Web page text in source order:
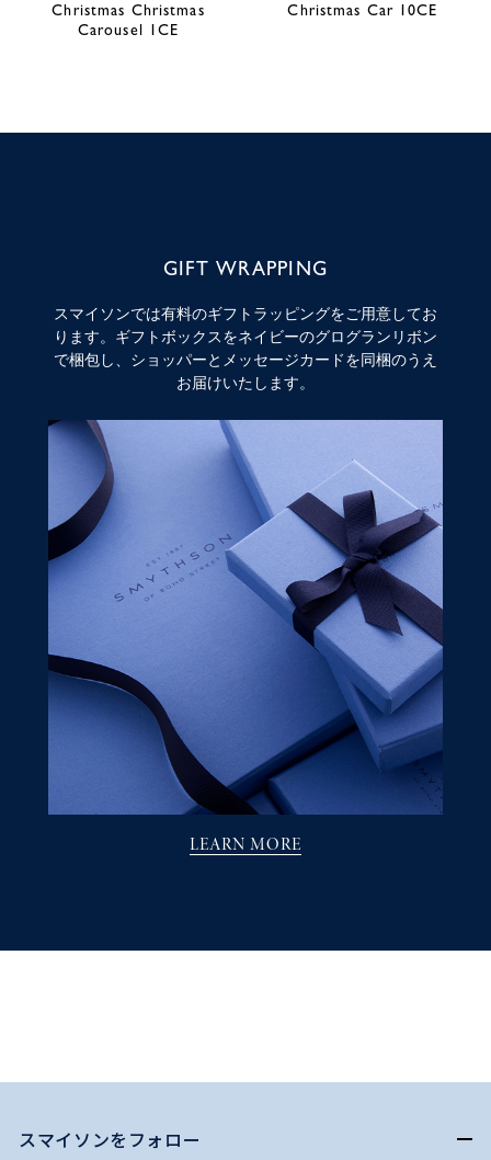
Christmas Christmas
Carousel 1CE
Christmas Car 10CE
GIFT WRAPPING
スマイソンでは有料のギフトラッピングをご用意してお
ります。ギフトボックスをネイビーのグログランリボン
で梱包し、ショッパーとメッセージカードを同梱のうえ
お届けいたします。
LEARN MORE
スマイソンをフォロー